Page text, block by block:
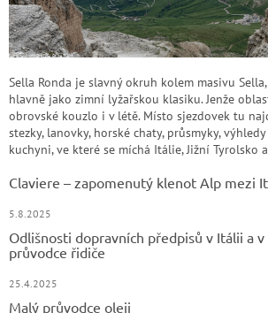
Sella Ronda je slavný okruh kolem masivu
hlavně jako zimní lyžařskou klasiku. Jenže
obrovské kouzlo i v létě. Místo sjezdovek tu
stezky, lanovky, horské chaty, průsmyky,
kuchyni, ve které se míchá Itálie, Jižní Tyrolsko
Claviere – zapomenutý klenot Alp mezi
5.8.2025
Odlišnosti dopravních předpisů v Itálii a
průvodce řidiče
25.4.2025
Malý průvodce oleji